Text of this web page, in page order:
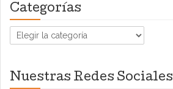
Categorías
Categorías
Nuestras Redes Sociales